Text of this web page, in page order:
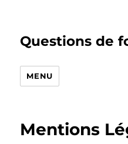
Questions de
MENU
Mentions